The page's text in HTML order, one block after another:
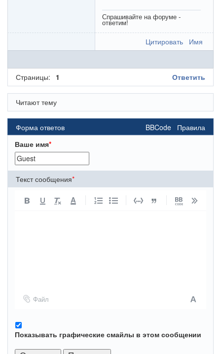
Спрашивайте на форуме -
ответим!
Цитировать Имя
Страницы: 1 Ответить
Читают тему
BBCode Правила
Форма ответов
Ваше имя*
Текст сообщения*
A
Файл
Показывать графические смайлы в этом сообщении